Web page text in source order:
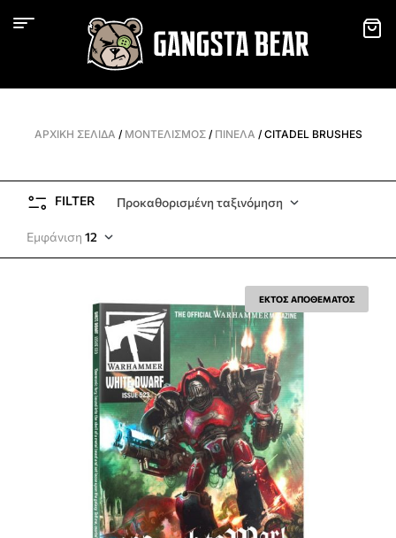
ΑΡΧΙΚΉ ΣΕΛΊΔΑ / ΜΟΝΤΕΛΙΣΜΌΣ/ ΠΙΝΈΛΑ / CITADEL BRUSHES
FILTER Προκαθορισμένη ταξινόμηση
Εμφάνιση 12
ΕΚΤΟΣ ΑΠΟΘΕΜΑΤΟΣ